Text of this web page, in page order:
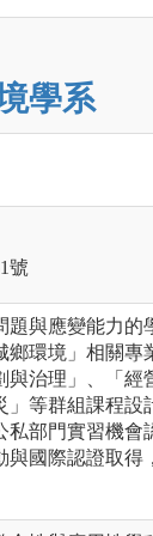
學系
號
題與應變能力的
環境」相關專
治理」、「經
」等群組課程設
部門實習機會
國際認證取得